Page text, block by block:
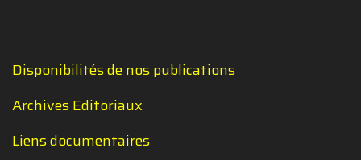
Disponibilités de nos publications
Archives Editoriaux
Liens documentaires